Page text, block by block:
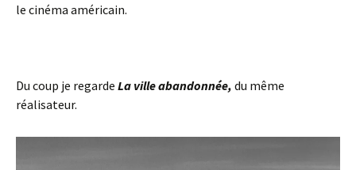
le cinéma américain.
Du coup je regarde La ville abandonnée, du même
réalisateur.